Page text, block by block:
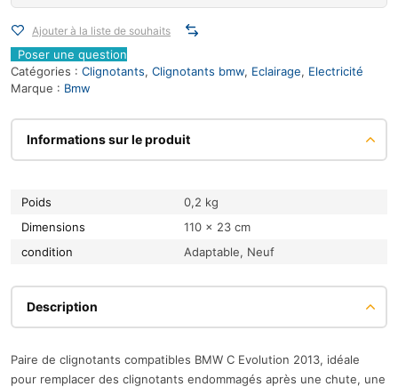
Ajouter à la liste de souhaits
Poser une question
Catégories : Clignotants, Clignotants bmw, Eclairage, Electricité
Marque : Bmw
Informations sur le produit
Poids
0,2 kg
Dimensions
110 × 23 cm
condition
Adaptable, Neuf
Description
Paire de clignotants compatibles BMW C Evolution 2013, idéale
pour remplacer des clignotants endommagés après une chute, une